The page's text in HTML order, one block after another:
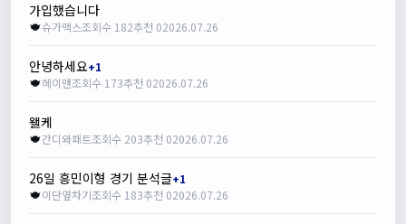
가입했습니다
슈가맥스조회수 182추천 02026.07.26
안녕하세요+1
헤이맨조회수 173추천 02026.07.26
왤케
간디와패트조회수 203추천 02026.07.26
26일 흥민이형 경기 분석글+1
이단옆차기조회수 183추천 02026.07.26